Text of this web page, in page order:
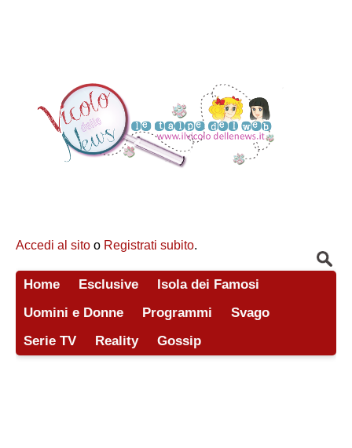
Accedi al sito o Registrati subito.
Home Esclusive
Isola dei Famosi
Uomini e Donne
Programmi
Svago
Serie TV
Reality Gossip